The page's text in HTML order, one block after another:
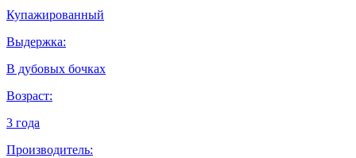
Купажированный
Выдержка:
В дубовых бочках
Возраст:
3 года
Производитель: